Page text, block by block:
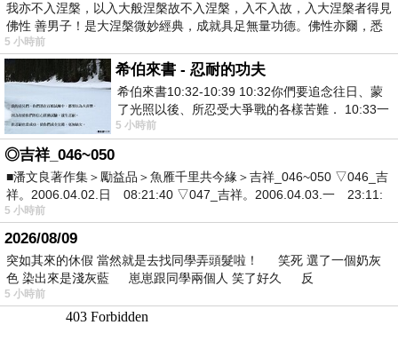
我亦不入涅槃，以入大般涅槃故不入涅槃，入不入故，入大涅槃者得見
佛性 善男子！是大涅槃微妙經典，成就具足無量功德。佛性亦爾，悉
5 小時前
希伯來書 - 忍耐的功夫
希伯來書10:32-10:39 10:32你們要追念往日、蒙
了光照以後、所忍受大爭戰的各樣苦難． 10:33一
面被毀謗、遭患難、成了戲景、叫眾人
5 小時前
◎吉祥_046~050
■潘文良著作集＞勵益品＞魚雁千里共今緣＞吉祥_046~050 ▽046_吉
祥。2006.04.02.日 08:21:40 ▽047_吉祥。2006.04.03.一 23:11:
5 小時前
2026/08/09
突如其來的休假 當然就是去找同學弄頭髮啦！ 笑死 選了一個奶灰
色 染出來是淺灰藍 崽崽跟同學兩個人 笑了好久 反
5 小時前